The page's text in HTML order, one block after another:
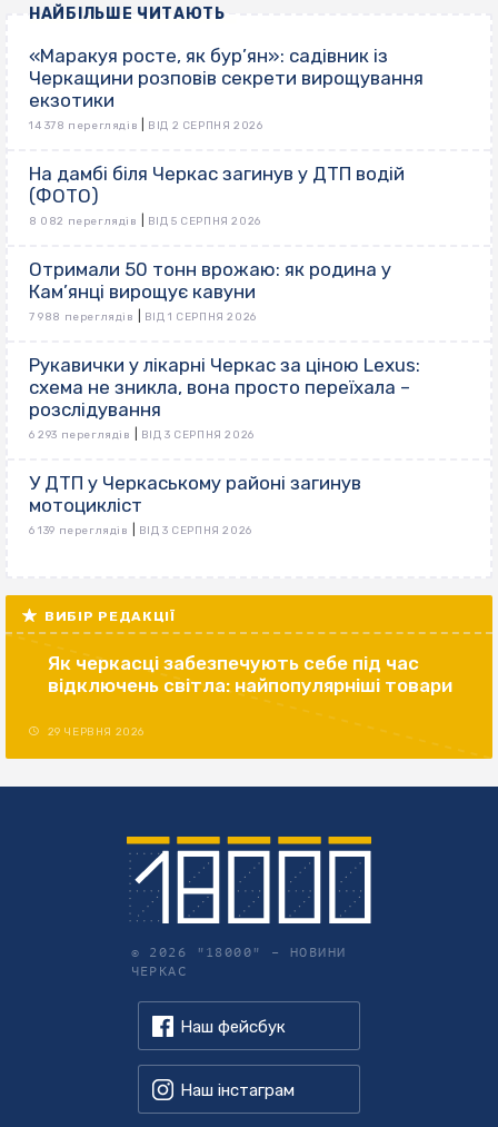
НАЙБІЛЬШЕ ЧИТАЮТЬ
«Маракуя росте, як бур’ян»: садівник із
Черкащини розповів секрети вирощування
екзотики
14 378 переглядів ВІД 2 СЕРПНЯ 2026
На дамбі біля Черкас загинув у ДТП водій
(ФОТО)
8 082 переглядів ВІД 5 СЕРПНЯ 2026
Отримали 50 тонн врожаю: як родина у
Кам’янці вирощує кавуни
7 988 переглядів ВІД 1 СЕРПНЯ 2026
Рукавички у лікарні Черкас за ціною Lexus:
схема не зникла, вона просто переїхала –
розслідування
6 293 переглядів ВІД 3 СЕРПНЯ 2026
У ДТП у Черкаському районі загинув
мотоцикліст
6 139 переглядів ВІД 3 СЕРПНЯ 2026
ВИБІР РЕДАКЦІЇ
Як черкасці забезпечують себе під час
відключень світла: найпопулярніші товари
29 ЧЕРВНЯ 2026
© 2026 "18000" – НОВИНИ
ЧЕРКАС
Наш фейсбук
Наш інстаграм